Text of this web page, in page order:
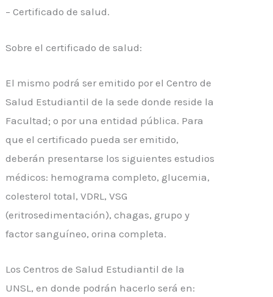
– Certificado de salud.
Sobre el certificado de salud:
El mismo podrá ser emitido por el Centro de
Salud Estudiantil de la sede donde reside la
Facultad; o por una entidad pública. Para
que el certificado pueda ser emitido,
deberán presentarse los siguientes estudios
médicos: hemograma completo, glucemia,
colesterol total, VDRL, VSG
(eritrosedimentación), chagas, grupo y
factor sanguíneo, orina completa.
Los Centros de Salud Estudiantil de la
UNSL, en donde podrán hacerlo será en: